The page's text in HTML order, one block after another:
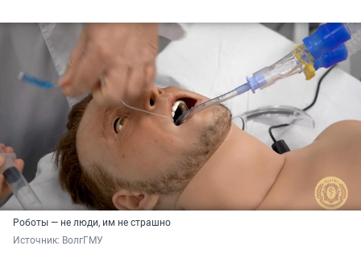
Роботы — не люди, им не страшно
Источник: ВолгГМУ